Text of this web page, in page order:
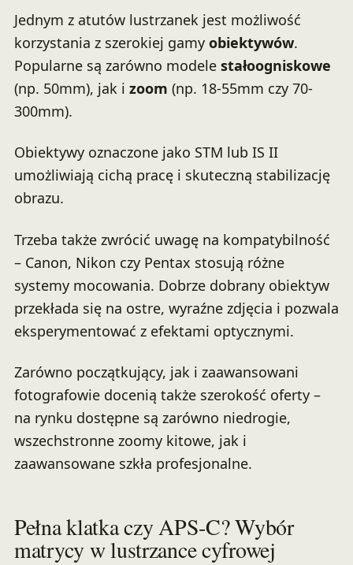
Jednym z atutów lustrzanek jest możliwość
korzystania z szerokiej gamy obiektywów.
Popularne są zarówno modele stałoogniskowe
(np. 50mm), jak i zoom (np. 18-55mm czy 70-
300mm).
Obiektywy oznaczone jako STM lub IS II
umożliwiają cichą pracę i skuteczną stabilizację
obrazu.
Trzeba także zwrócić uwagę na kompatybilność
– Canon, Nikon czy Pentax stosują różne
systemy mocowania. Dobrze dobrany obiektyw
przekłada się na ostre, wyraźne zdjęcia i pozwala
eksperymentować z efektami optycznymi.
Zarówno początkujący, jak i zaawansowani
fotografowie docenią także szerokość oferty –
na rynku dostępne są zarówno niedrogie,
wszechstronne zoomy kitowe, jak i
zaawansowane szkła profesjonalne.
Pełna klatka czy APS-C? Wybór
matrycy w lustrzance cyfrowej